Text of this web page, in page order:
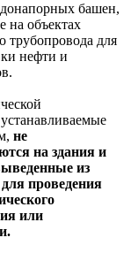
башен,
на объектах
трубопровода для
нефти и
не
на здания и
из
проведения
или